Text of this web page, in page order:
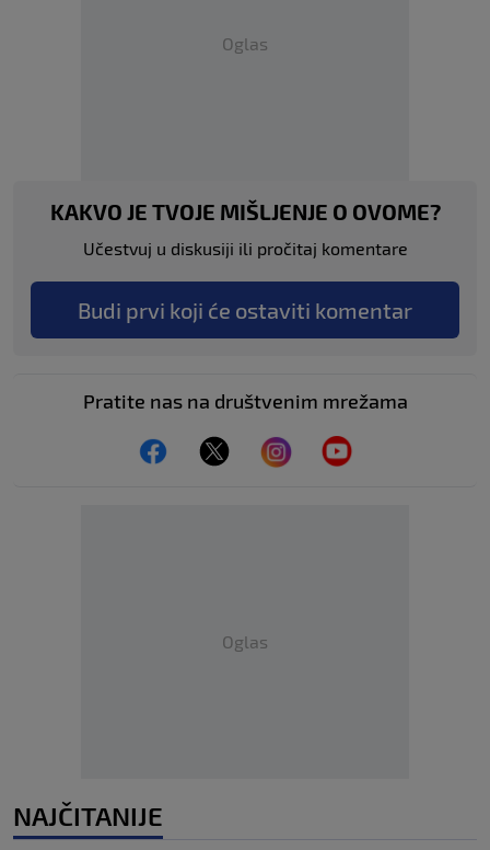
Oglas
KAKVO JE TVOJE MIŠLJENJE O OVOME?
Učestvuj u diskusiji ili pročitaj komentare
Budi prvi koji će ostaviti komentar
Pratite nas na društvenim mrežama
Oglas
NAJČITANIJE